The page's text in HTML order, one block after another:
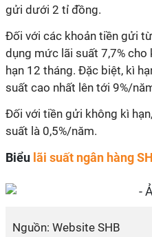
gửi dưới 2 tỉ đồng.
Đối với các khoản tiền gửi
dụng mức lãi suất 7,7% cho
hạn 12 tháng. Đặc biệt, kì
suất cao nhất lên tới 9%/
Đối với tiền gửi không kì
suất là 0,5%/năm.
Biểu lãi suất ngân hàng
Nguồn: Website SHB